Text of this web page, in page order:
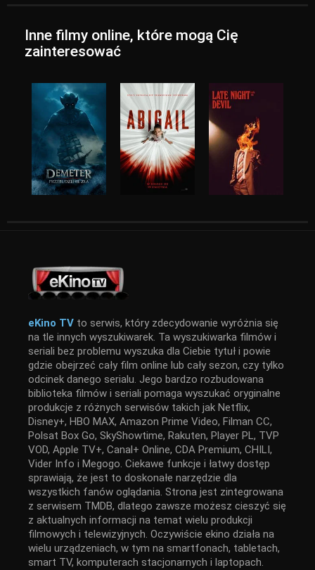
Inne filmy online, które mogą Cię
zainteresować
eKino TV to serwis, który zdecydowanie wyróżnia się
na tle innych wyszukiwarek. Ta wyszukiwarka filmów i
seriali bez problemu wyszuka dla Ciebie tytuł i powie
gdzie obejrzeć cały film online lub cały sezon, czy tylko
odcinek danego serialu. Jego bardzo rozbudowana
biblioteka filmów i seriali pomaga wyszukać oryginalne
produkcje z różnych serwisów takich jak Netflix,
Disney+, HBO MAX, Amazon Prime Video, Filman CC,
Polsat Box Go, SkyShowtime, Rakuten, Player PL, TVP
VOD, Apple TV+, Canal+ Online, CDA Premium, CHILI,
Vider Info i Megogo. Ciekawe funkcje i łatwy dostęp
sprawiają, że jest to doskonałe narzędzie dla
wszystkich fanów oglądania. Strona jest zintegrowana
z serwisem TMDB, dlatego zawsze możesz cieszyć się
z aktualnych informacji na temat wielu produkcji
filmowych i telewizyjnych. Oczywiście ekino działa na
wielu urządzeniach, w tym na smartfonach, tabletach,
smart TV, komputerach stacjonarnych i laptopach.